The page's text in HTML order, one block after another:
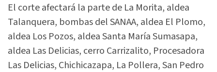
El corte afectará la parte de La Morita, aldea
Talanquera, bombas del SANAA, aldea El Plomo,
aldea Los Pozos, aldea Santa María Sumasapa,
aldea Las Delicias, cerro Carrizalito, Procesadora
Las Delicias, Chichicazapa, La Pollera, San Pedro